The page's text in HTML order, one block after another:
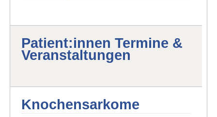
Patient:innen Termine &
Veranstaltungen
Knochensarkome